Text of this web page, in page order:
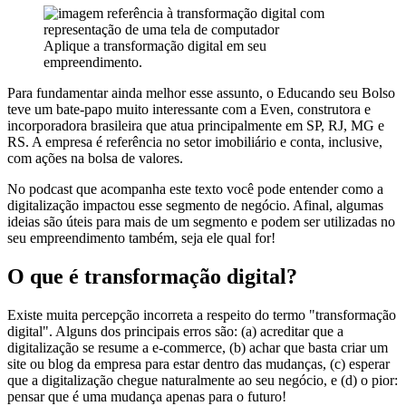
Aplique a transformação digital em seu
empreendimento.
Para fundamentar ainda melhor esse assunto, o Educando seu Bolso
teve um bate-papo muito interessante com a Even, construtora e
incorporadora brasileira que atua principalmente em SP, RJ, MG e
RS. A empresa é referência no setor imobiliário e conta, inclusive,
com ações na bolsa de valores.
No podcast que acompanha este texto você pode entender como a
digitalização impactou esse segmento de negócio. Afinal, algumas
ideias são úteis para mais de um segmento e podem ser utilizadas no
seu empreendimento também, seja ele qual for!
O que é transformação digital?
Existe muita percepção incorreta a respeito do termo "transformação
digital". Alguns dos principais erros são: (a) acreditar que a
digitalização se resume a e-commerce, (b) achar que basta criar um
site ou blog da empresa para estar dentro das mudanças, (c) esperar
que a digitalização chegue naturalmente ao seu negócio, e (d) o pior:
pensar que é uma mudança apenas para o futuro!